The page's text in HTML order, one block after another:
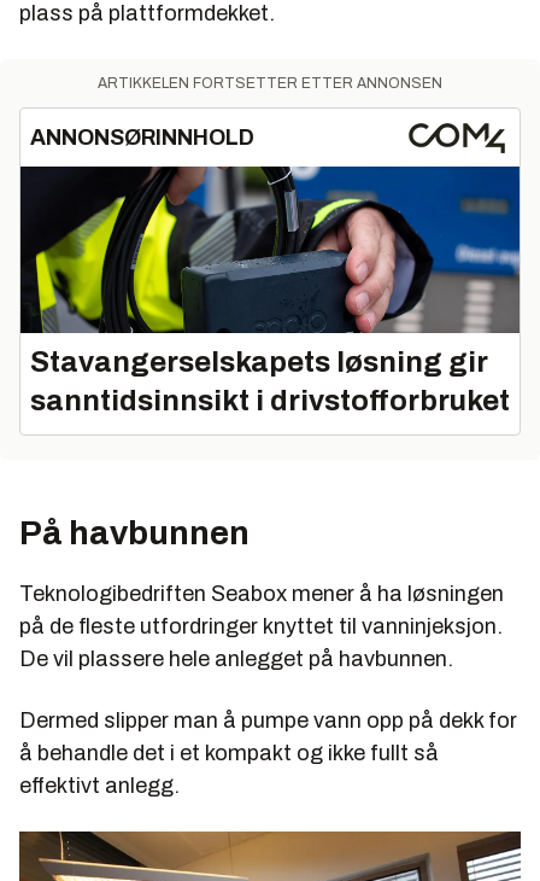
plass på plattformdekket.
ARTIKKELEN FORTSETTER ETTER ANNONSEN
ANNONSØRINNHOLD
Stavangerselskapets løsning gir
sanntidsinnsikt i drivstofforbruket
På havbunnen
Teknologibedriften Seabox mener å ha løsningen
på de fleste utfordringer knyttet til vanninjeksjon.
De vil plassere hele anlegget på havbunnen.
Dermed slipper man å pumpe vann opp på dekk for
å behandle det i et kompakt og ikke fullt så
effektivt anlegg.